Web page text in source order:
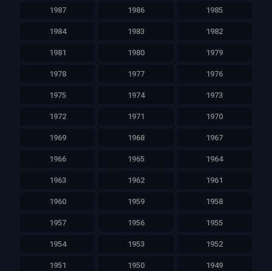
1987 1986 1985
1984 1983 1982
1981 1980 1979
1978 1977 1976
1975 1974 1973
1972 1971 1970
1969 1968 1967
1966 1965 1964
1963 1962 1961
1960 1959 1958
1957 1956 1955
1954 1953 1952
1951 1950 1949